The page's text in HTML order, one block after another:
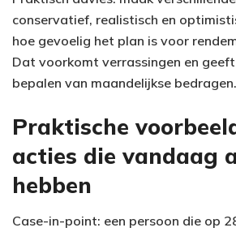
conservatief, realistisch en
hoe gevoelig het plan is voor
Dat voorkomt verrassingen en
bepalen van maandelijkse bedragen.
Praktische
acties die vandaag
hebben
Case-in-point: een persoon die op